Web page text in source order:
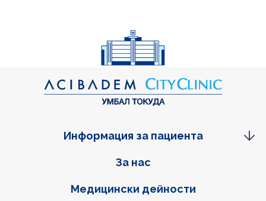
Фуутер навигация
За нас
Медицински дейности
Информация за пациента